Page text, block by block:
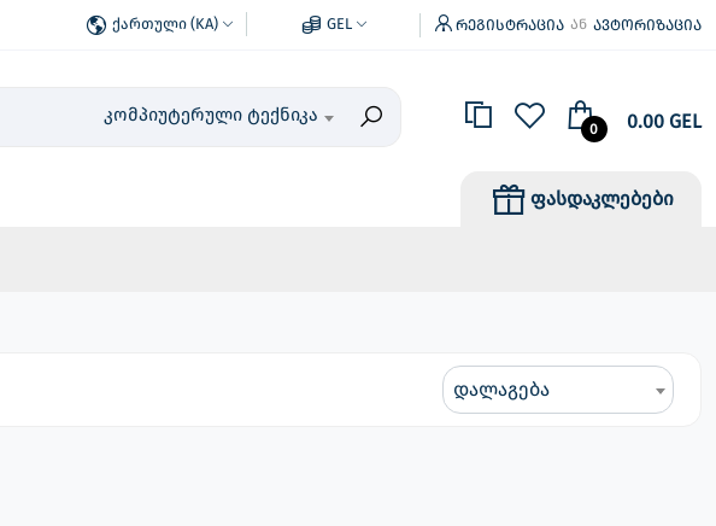
ქართული (KA) GEL რეგისტრაცია ან ავტორიზაცია
კომპიუტერული ტექნიკა
0 0.00 GEL
ფასდაკლებები
დალაგება